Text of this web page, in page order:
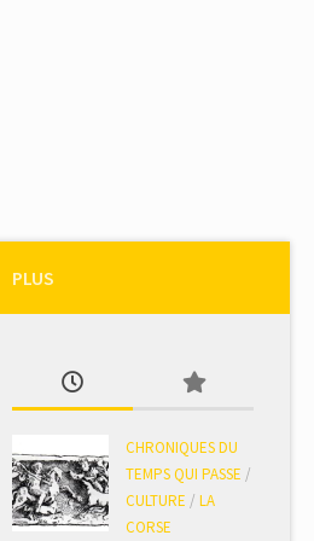
PLUS
CHRONIQUES DU
TEMPS QUI PASSE /
CULTURE / LA
CORSE